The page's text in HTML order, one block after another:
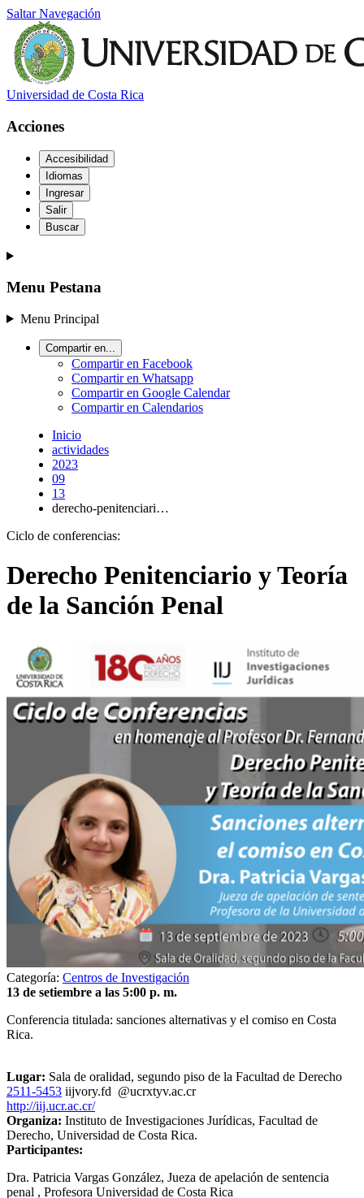
Saltar Navegación
Universidad de Costa Rica
Acciones
Accesibilidad
Idiomas
Ingresar
Salir
Buscar
Menu Pestana
Menu Principal
Compartir en...
Compartir en Facebook
Compartir en Whatsapp
Compartir en Google Calendar
Compartir en Calendarios
Inicio
actividades
2023
09
13
derecho-penitenciari…
Ciclo de conferencias:
Derecho Penitenciario y Teoría
de la Sanción Penal
Categoría: Centros de Investigación
13 de setiembre a las 5:00 p. m.
Conferencia titulada: sanciones alternativas y el comiso en Costa
Rica.
Lugar: Sala de oralidad, segundo piso de la Facultad de Derecho
2511-5453 iijvory.fd @ucrxtyv.ac.cr
http://iij.ucr.ac.cr/
Organiza: Instituto de Investigaciones Jurídicas, Facultad de
Derecho, Universidad de Costa Rica.
Participantes:
Dra. Patricia Vargas González, Jueza de apelación de sentencia
penal , Profesora Universidad de Costa Rica